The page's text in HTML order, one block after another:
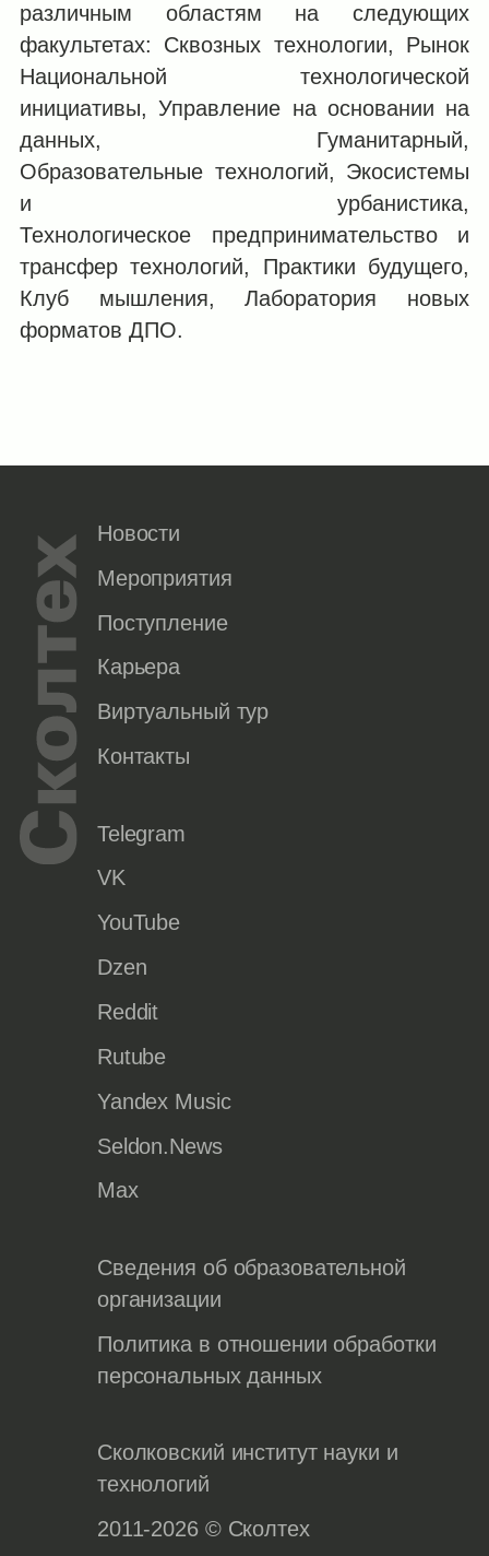
различным областям на следующих
факультетах: Cквозных технологии, Рынок
Национальной технологической
инициативы, Управление на основании на
данных, Гуманитарный,
Образовательные технологий, Экосистемы
и урбанистика,
Технологическое предпринимательство и
трансфер технологий, Практики будущего,
Клуб мышления, Лаборатория новых
форматов ДПО.
Новости
Мероприятия
Поступление
Карьера
Виртуальный тур
Контакты
Telegram
VK
YouTube
Dzen
Reddit
Rutube
Yandex Music
Seldon.News
Max
Сведения об образовательной
организации
Политика в отношении обработки
персональных данных
Сколковский институт науки и
технологий
2011-2026 © Сколтех